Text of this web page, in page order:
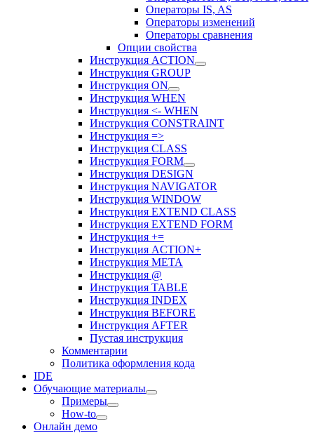
Операторы IS, AS
Операторы изменений
Операторы сравнения
Опции свойства
Инструкция ACTION
Инструкция GROUP
Инструкция ON
Инструкция WHEN
Инструкция <- WHEN
Инструкция CONSTRAINT
Инструкция =>
Инструкция CLASS
Инструкция FORM
Инструкция DESIGN
Инструкция NAVIGATOR
Инструкция WINDOW
Инструкция EXTEND CLASS
Инструкция EXTEND FORM
Инструкция +=
Инструкция ACTION+
Инструкция META
Инструкция @
Инструкция TABLE
Инструкция INDEX
Инструкция BEFORE
Инструкция AFTER
Пустая инструкция
Комментарии
Политика оформления кода
IDE
Обучающие материалы
Примеры
How-to
Онлайн демо